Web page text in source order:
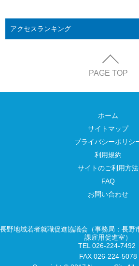
アクセスランキング
PAGE TOP
ホーム
サイトマップ
プライバシーポリシ
利用規約
サイトのご利用方法
FAQ
お問い合わせ
長野地域若者就職促進協議会（事務局：長野
課雇用促進室）
TEL 026-224-7492
FAX 026-224-5078